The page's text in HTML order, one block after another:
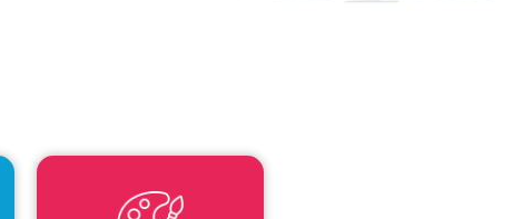
LEI ALDIR BLANC